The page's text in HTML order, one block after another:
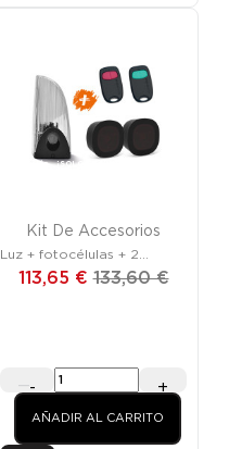
¡SOLO EN LÍNEA!
Promoción
Kit De Accesorios
Luz + fotocélulas + 2
113,65 € 133,60 €
- +
AÑADIR AL CARRITO